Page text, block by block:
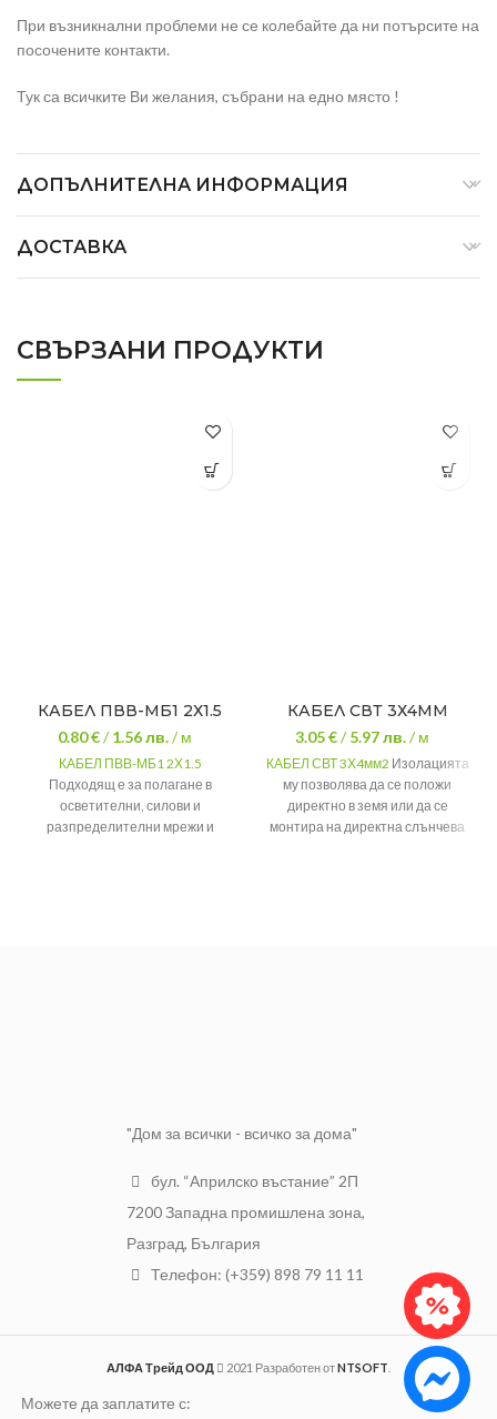
При възникнални проблеми не се колебайте да ни потърсите на
посочените контакти.
Тук са всичките Ви желания, събрани на едно място !
ДОПЪЛНИТЕЛНА ИНФОРМАЦИЯ
ДОСТАВКА
СВЪРЗАНИ ПРОДУКТИ
КАБЕЛ ПВВ-МБ1 2Х1.5
0.80 €/1.56лв. / м
КАБЕЛ ПВВ-МБ1 2Х1.5
Подходящ е за полагане в
осветителни, силови и
разпределителни мрежи и
КАБЕЛ СВТ 3Х4ММ
3.05 €/5.97лв. / м
КАБЕЛ СВТ 3Х4мм2 Изолацията
му позволява да се положи
директно в земя или да се
монтира на директна слънчева
"Дом за всички - всичко за дома"
бул. “Априлско въстание” 2П
7200 Западна промишлена зона,
Разград, България
Телефон: (+359) 898 79 11 11
АЛФА Трейд ООД 2021 Разработен отNTSOFT
Можете да заплатите с: